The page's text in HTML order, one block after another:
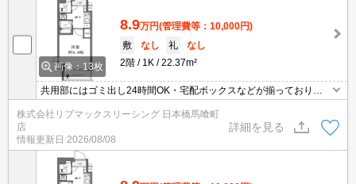
画像：13枚
8.9万円(管理費等：10,000円)
敷
なし 礼
なし
2階
1K 22.37m²
共用部にはゴミ出し24時間OK・宅配ボックスなどが揃っておりま
す。収納はシューズボックス・クロゼットなど豊富なので、衣類や
履き物の整理がしやすく便利です。室内設備は浴室乾燥機・洗面化
粧台などが揃っているので、快適に過ごしやすいお部屋になりま
す。間取りが1Kでよく自炊をする方にも嬉しい物件です。
株式会社リブマックスリーシング 日本橋馬喰町
店
情報更新日 2026/08/08
詳細を見る